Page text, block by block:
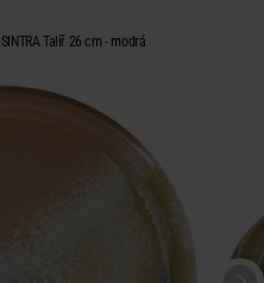
SINTRA Talíř 26 cm - modrá